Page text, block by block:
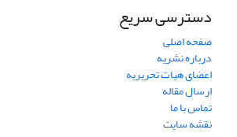
دسترسی سریع
صفحه اصلی
درباره نشریه
اعضای هیات تحریریه
ارسال مقاله
تماس با ما
نقشه سایت